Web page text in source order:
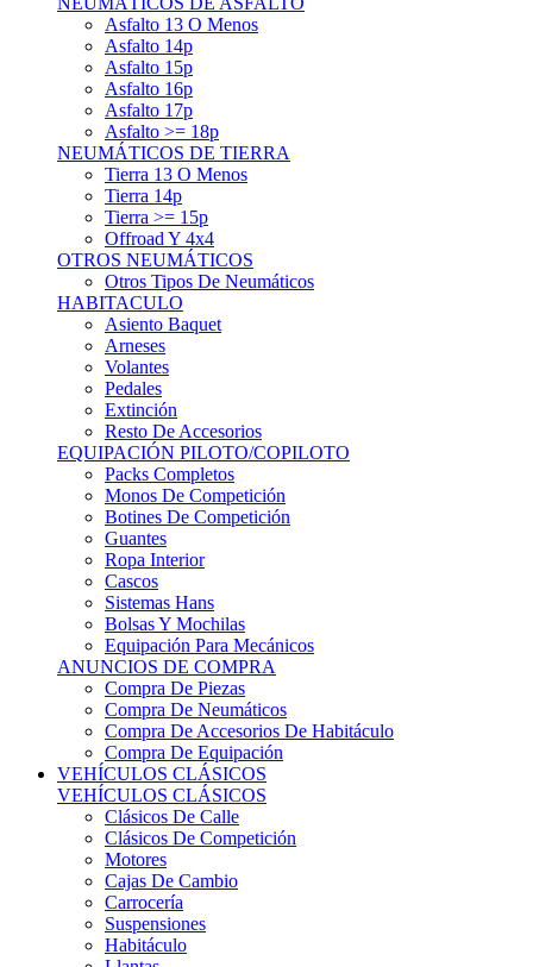
Asfalto 13 O Menos
Asfalto 14p
Asfalto 15p
Asfalto 16p
Asfalto 17p
Asfalto >= 18p
NEUMÁTICOS DE TIERRA
Tierra 13 O Menos
Tierra 14p
Tierra >= 15p
Offroad Y 4x4
OTROS NEUMÁTICOS
Otros Tipos De Neumáticos
HABITACULO
Asiento Baquet
Arneses
Volantes
Pedales
Extinción
Resto De Accesorios
EQUIPACIÓN PILOTO/COPILOTO
Packs Completos
Monos De Competición
Botines De Competición
Guantes
Ropa Interior
Cascos
Sistemas Hans
Bolsas Y Mochilas
Equipación Para Mecánicos
ANUNCIOS DE COMPRA
Compra De Piezas
Compra De Neumáticos
Compra De Accesorios De Habitáculo
Compra De Equipación
VEHÍCULOS CLÁSICOS
VEHÍCULOS CLÁSICOS
Clásicos De Calle
Clásicos De Competición
Motores
Cajas De Cambio
Carrocería
Suspensiones
Habitáculo